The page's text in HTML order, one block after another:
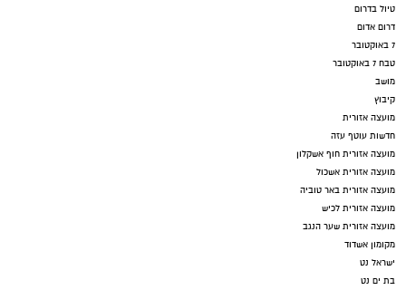
טיול בדרום
דרום אדום
7 באוקטובר
טבח 7 באוקטובר
מושב
קיבוץ
מועצה אזורית
חדשות עוטף עזה
מועצה אזורית חוף אשקלון
מועצה אזורית אשכול
מועצה אזורית באר טוביה
מועצה אזורית לכיש
מועצה אזורית שער הנגב
מקומון אשדוד
ישראל נט
בת ים נט